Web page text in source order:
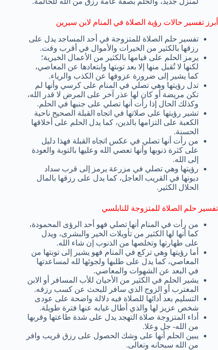
أبرز تفسير حالات رؤية الصلاة في المنام لابن سيرين
تفسير حلم الصلاة للمتزوجة في أحد المساجد يدل على
رزقها بالكثير من الخيرات والأموال في أقرب وقت.
يرمز الحلم على قيامها بالكثير من الأعمال الخيرية؛
لكنها لا تُقبل منها إلا بعد توبتها وابتعادها عن المعاصي،
كما يشير إلى ضرورة عزوفها عن الكذب والرياء.
تدل رؤيتها وهي تصلي في المنام على كرسي وأنها لم
تكن مريضة أو كان لها عذر آخر على المرض لا قدر الله،
وكذلك الحال إذا رأت أنها تصلي على جنبها في الحلم.
تشير رؤيتها على صلاتها في اتجاه القبلة الصحيح ناحية
الكعبة على التزامها بالدين، كما يدل الحلم على أخلاقها
الحسنة.
من رأت أنها تصلي في عكس اتجاه القبلة فهذا دليل
على كثرة ذنوبها وأنها تعصي الله وعليها بالتوبة والعودة
إلى الله.
رؤيتها وهي تصلي في مزرعة يرمز إلى قرب سداد
ديونها في القريب العاجل، كما يدل على رزقها بالمال
الحلال الكثير.
تفسير حلم الصلاة للمتزوجة للنابلسي
من رأت في المنام أنها تصلي فهو أحد الرؤى المحمودة،
كما أنها لها الكثير من تأويلات الخير والبشرى، ويدل
على طهارتها وتخلصها من الذنوب إن شاء الله.
أما رؤيتها وهي تركع في المنام فهو يشير إلى توبتها من
المعاصي، كما يدل على طلبها ولجوئها لله لمساعدتها
في البعد عن الشهوات والمعاصي.
يشير الحلم في الكثير من الأحيان للأب المسافر أو الابن
المغترب أو الزوج الذي سافر للبحث عن كسب رزقه.
التسليم بعد أدائها للصلاة فيه دلالة واضحة على عودى
شخص عزيز لها والذي أطال غيابه عنها فترة طويلة.
أداء المتزوجة صلاة التهجد يدل على شدة طاعتها وقربها
من الله- جل وعلا.
يبين الحلم أنها على وشك الحصول على رزق قريب وافر
من الله سبحانه وتعالى.